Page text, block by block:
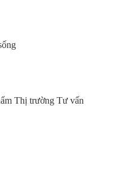
Thị trường Tư vấn